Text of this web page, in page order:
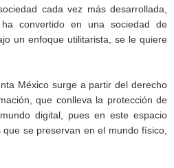
cada vez más desarrollada,
convertido en una sociedad de
un enfoque utilitarista, se le quiere
México surge a partir del derecho
que conlleva la protección de
digital, pues en este espacio
se preservan en el mundo físico,